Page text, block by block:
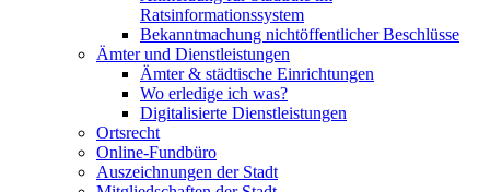
Ratsinformationssystem
Bekanntmachung nichtöffentlicher Beschlüsse
Ämter und Dienstleistungen
Ämter & städtische Einrichtungen
Wo erledige ich was?
Digitalisierte Dienstleistungen
Ortsrecht
Online-Fundbüro
Auszeichnungen der Stadt